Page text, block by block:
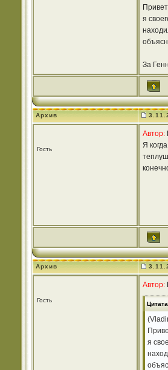
я
За
Архив
Гость
Автор:
Я
Архив
Гость
Автор:
Цитата
я